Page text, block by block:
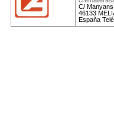
C/
46133
España